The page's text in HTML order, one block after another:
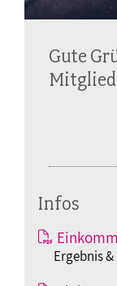
Gute
Infos
Ergebnis